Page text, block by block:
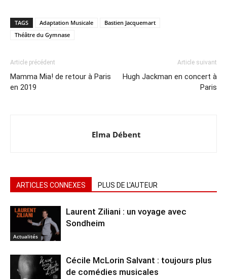
TAGS Adaptation Musicale
Bastien Jacquemart
Théâtre du Gymnase
Article précédent
Mamma Mia! de retour à Paris
en 2019
Article suivant
Hugh Jackman en concert à
Paris
Elma Débent
ARTICLES CONNEXES PLUS DE L'AUTEUR
Actualités
Laurent Ziliani : un voyage avec
Sondheim
Cécile McLorin Salvant : toujours plus
de comédies musicales